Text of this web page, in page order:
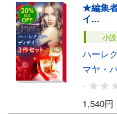
★編集
イ...
小
ハーレ
マヤ・
-
1,540円